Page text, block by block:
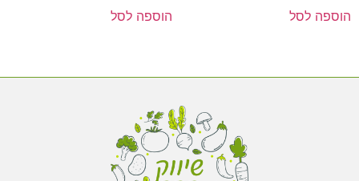
הוספה לסל הוספה לסל